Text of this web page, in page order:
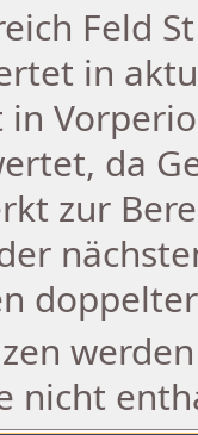
Feld
in
da
zur
nicht